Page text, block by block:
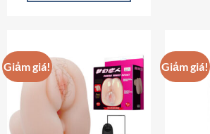
Giảm giá! Giảm giá!